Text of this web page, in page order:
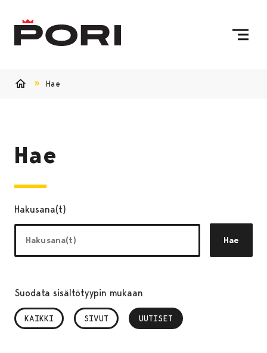
Hae
Hae
Hakusana(t)
Hae
Suodata sisältötyypin mukaan
KAIKKI SIVUT UUTISET
, VALITTU